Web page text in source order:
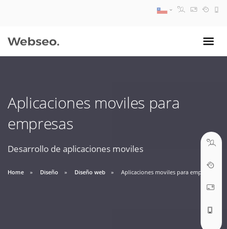
Aplicaciones moviles para
empresas
Desarrollo de aplicaciones moviles
Home Diseño Diseño web Aplicaciones moviles para empresas
09:30 AM A 18:30 PM
soporte@webseo.cl
ABRIR TICKET